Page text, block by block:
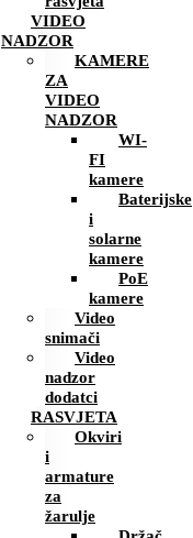
VIDEO
NADZOR
KAMERE
ZA
VIDEO
NADZOR
WI-
FI
kamere
Baterijske
i
solarne
kamere
PoE
kamere
Video
snimači
Video
nadzor
dodatci
RASVJETA
Okviri
i
armature
za
žarulje